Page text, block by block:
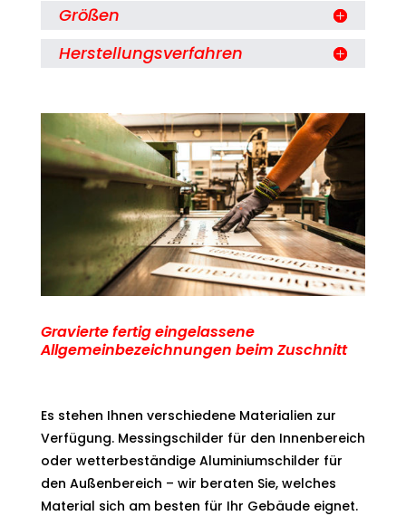
Größen
Herstellungsverfahren
Gravierte fertig eingelassene
Allgemeinbezeichnungen beim Zuschnitt
Es stehen Ihnen verschiedene Materialien zur
Verfügung. Messingschilder für den Innenbereich
oder wetterbeständige Aluminiumschilder für
den Außenbereich – wir beraten Sie, welches
Material sich am besten für Ihr Gebäude eignet.